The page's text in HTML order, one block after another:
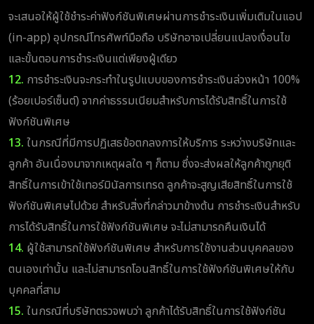
จะเสนอให้ผู้ใช้ชำระค่าฟังก์ชันพิเศษผ่านการชำระเงินเพิ่มเติมในแอป
(in-app) อุปกรณ์โทรศัพท์มือถือ บริษัทอาจเปลี่ยนแปลงเงื่อนไข
และขั้นตอนการชำระเงินแต่เพียงผู้เดียว
12. การชำระเงินจะกระทำในรูปแบบของการชำระเงินล่วงหน้า 100%
(ร้อยเปอร์เซ็นต์) จากค่าธรรมเนียมสำหรับการได้รับสิทธิ์ในการใช้
ฟังก์ชันพิเศษ
13. ในกรณีที่มีการปฏิเสธข้อตกลงการให้บริการ ระหว่างบริษัทและ
ลูกค้า อันเนื่องมาจากเหตุผลใด ๆ ก็ตาม ซึ่งจะส่งผลให้ลูกค้าถูกยุติ
สิทธิ์ในการเข้าใช้เทอร์มินัลการเทรด ลูกค้าจะสูญเสียสิทธิ์ในการใช้
ฟังก์ชันพิเศษไปด้วย สำหรับสิ่งที่กล่าวมาข้างต้น การชำระเงินสำหรับ
การได้รับสิทธิ์ในการใช้ฟังก์ชันพิเศษ จะไม่สามารถคืนเงินได้
14. ผู้ใช้สามารถใช้ฟังก์ชันพิเศษ สำหรับการใช้งานส่วนบุคคลของ
ตนเองเท่านั้น และไม่สามารถโอนสิทธิ์ในการใช้ฟังก์ชันพิเศษให้กับ
บุคคลที่สาม
15. ในกรณีที่บริษัทตรวจพบว่า ลูกค้าได้รับสิทธิ์ในการใช้ฟังก์ชัน